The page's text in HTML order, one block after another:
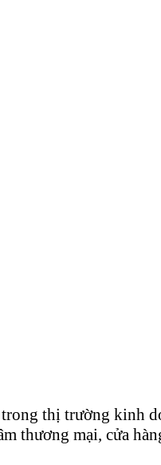
trong thị trường kinh
thương mại, cửa